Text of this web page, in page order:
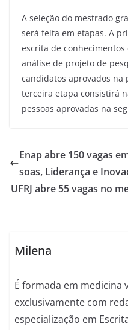
A seleção do mestrado
será feita em etapas. A
escrita de conhecimentos
análise de projeto de
candidatos aprovados na
terceira etapa consistirá
pessoas aprovadas na
Enap abre 150 vagas
soas, Liderança e
UFRJ abre 55 vagas no
Milena
É formada em medicina
exclusivamente com
especialização em